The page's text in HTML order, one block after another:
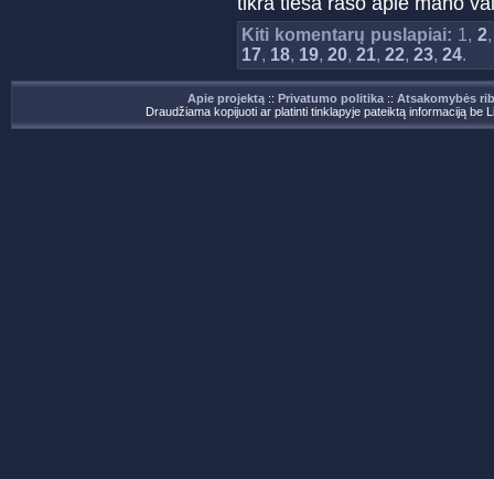
Kiti komentarų puslapiai: 1,2
17, 18, 19, 20, 21, 22, 23, 24.
Apie projektą :: Privatumo politika :: Atsakomybės
Draudžiama kopijuoti ar platinti tinklapyje pateiktą informaciją be